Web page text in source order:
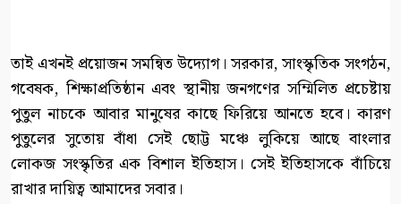
তাই এখনই প্রয়োজন সমন্বিত উদ্যোগ। সরকার, সাংস্কৃতিক সংগঠন,
গবেষক, শিক্ষাপ্রতিষ্ঠান এবং স্থানীয় জনগণের সম্মিলিত প্রচেষ্টায়
পুতুল নাচকে আবার মানুষের কাছে ফিরিয়ে আনতে হবে। কারণ
পুতুলের সুতোয় বাঁধা সেই ছোট্ট মঞ্চে লুকিয়ে আছে বাংলার
লোকজ সংস্কৃতির এক বিশাল ইতিহাস। সেই ইতিহাসকে বাঁচিয়ে
রাখার দায়িত্ব আমাদের সবার।